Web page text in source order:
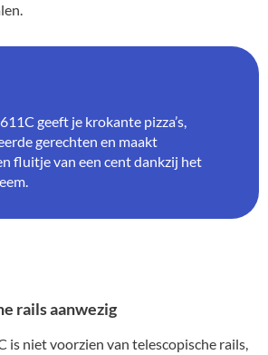
geeft je krokante pizza’s,
gerechten en maakt
fluitje van een cent dankzij het
rails aanwezig
is niet voorzien van telescopische rails,